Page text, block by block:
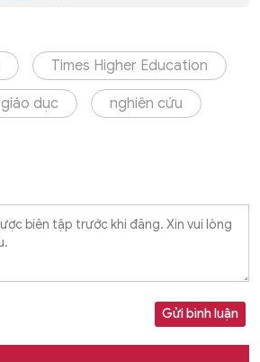
Times Higher Education
giáo dục nghiên cứu
Gửi bình luận